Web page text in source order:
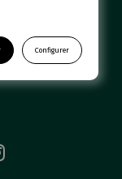
Academy
Configurer